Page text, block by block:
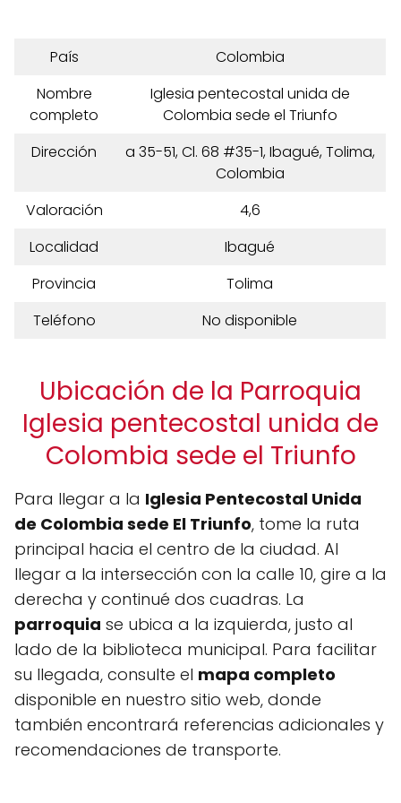
País
Colombia
Nombre
completo
Iglesia pentecostal unida de
Colombia sede el Triunfo
Dirección
a 35-51, Cl. 68 #35-1, Ibagué, Tolima,
Colombia
Valoración
4,6
Localidad
Ibagué
Provincia
Tolima
Teléfono
No disponible
Ubicación de la Parroquia
Iglesia pentecostal unida de
Colombia sede el Triunfo
Para llegar a la Iglesia Pentecostal Unida
de Colombia sede El Triunfo, tome la ruta
principal hacia el centro de la ciudad. Al
llegar a la intersección con la calle 10, gire a la
derecha y continué dos cuadras. La
parroquia se ubica a la izquierda, justo al
lado de la biblioteca municipal. Para facilitar
su llegada, consulte el mapa completo
disponible en nuestro sitio web, donde
también encontrará referencias adicionales y
recomendaciones de transporte.